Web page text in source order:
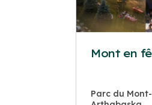
Mont en
Parc du Mont-